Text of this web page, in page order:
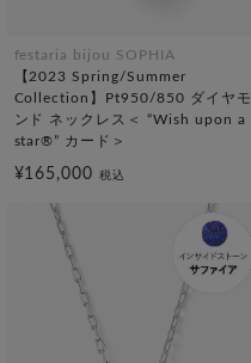
festaria bijou SOPHIA
【2023 Spring/Summer
Collection】Pt950/850 ダイヤモ
ンド ネックレス＜ “Wish upon a
star®” カード＞
¥165,000税込